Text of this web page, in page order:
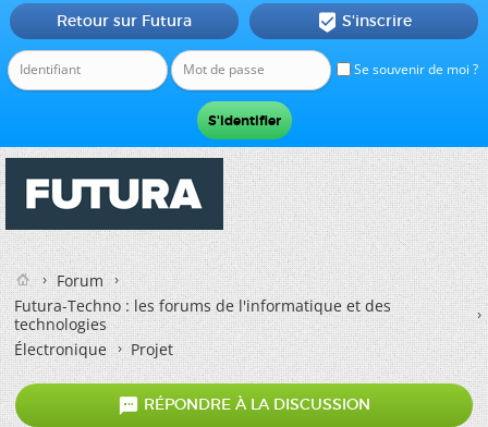
Se souvenir de moi ?
Retour sur Futura  S'inscrire
Forum
Futura-Techno : les forums de l'informatique et des
technologies
Électronique
Projet
 RÉPONDRE À LA DISCUSSION